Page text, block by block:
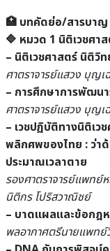
🏥‍ บทคัดย่อ/สารบาญ
🔷 หมวด 1 นิติเวชศา
– นิติเวชศาสตร์ นิติวิ
ศาตราจารย์แสวง บุญเ
– การศึกษาการพัฒน
ศาตราจารย์แสวง บุญเ
– เวชปฏิบัติทางนิติเว
พลิกศพของไทย : ว่า
ประมาณเวลาตาย
รองศาตราจารย์แพท
นิติกร โปริสวาณิชย์
– บาดแผลและข้อกฎ
พลอากาศตรีนายแพท